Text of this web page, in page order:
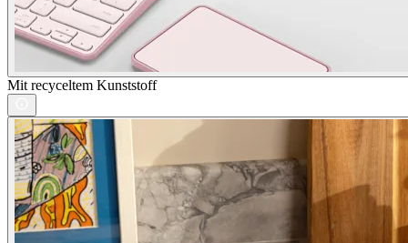
Mit recyceltem Kunststoff